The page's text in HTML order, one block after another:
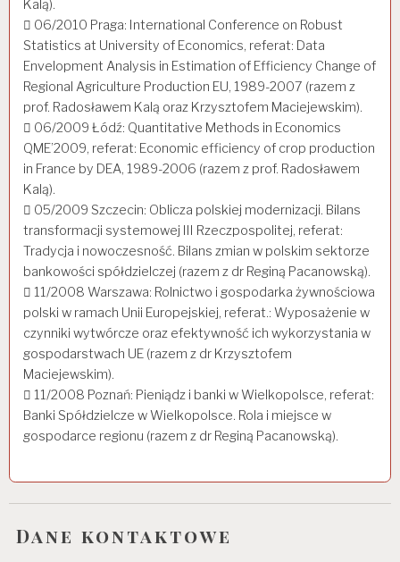
Kalą).
 06/2010 Praga: International Conference on Robust
Statistics at University of Economics, referat: Data
Envelopment Analysis in Estimation of Efficiency Change of
Regional Agriculture Production EU, 1989-2007 (razem z
prof. Radosławem Kalą oraz Krzysztofem Maciejewskim).
 06/2009 Łódź: Quantitative Methods in Economics
QME’2009, referat: Economic efficiency of crop production
in France by DEA, 1989-2006 (razem z prof. Radosławem
Kalą).
 05/2009 Szczecin: Oblicza polskiej modernizacji. Bilans
transformacji systemowej III Rzeczpospolitej, referat:
Tradycja i nowoczesność. Bilans zmian w polskim sektorze
bankowości spółdzielczej (razem z dr Reginą Pacanowską).
 11/2008 Warszawa: Rolnictwo i gospodarka żywnościowa
polski w ramach Unii Europejskiej, referat.: Wyposażenie w
czynniki wytwórcze oraz efektywność ich wykorzystania w
gospodarstwach UE (razem z dr Krzysztofem
Maciejewskim).
 11/2008 Poznań: Pieniądz i banki w Wielkopolsce, referat:
Banki Spółdzielcze w Wielkopolsce. Rola i miejsce w
gospodarce regionu (razem z dr Reginą Pacanowską).
Dane kontaktowe